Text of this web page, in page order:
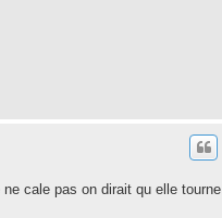
cale pas on dirait qu elle tourne